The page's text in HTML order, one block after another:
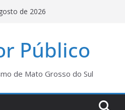
de 2026
Público
de Mato Grosso do Sul